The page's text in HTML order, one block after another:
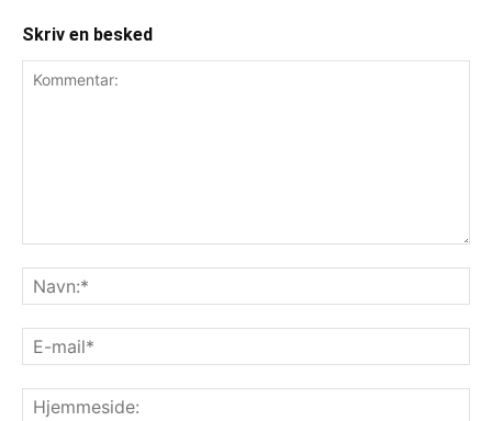
Skriv en besked